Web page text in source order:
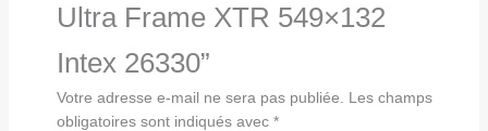
Ultra Frame XTR 549×132
Intex 26330”
Votre adresse e-mail ne sera pas publiée.
Les champs
obligatoires sont indiqués avec *